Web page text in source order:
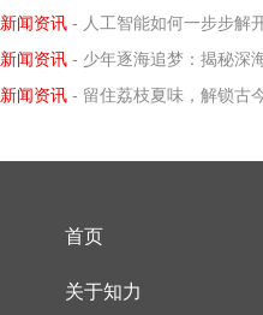
新闻资讯 - 人工智能如何一步步解
新闻资讯 - 少年逐海追梦：揭秘深
新闻资讯 - 留住荔枝夏味，解锁古
首页
关于知力